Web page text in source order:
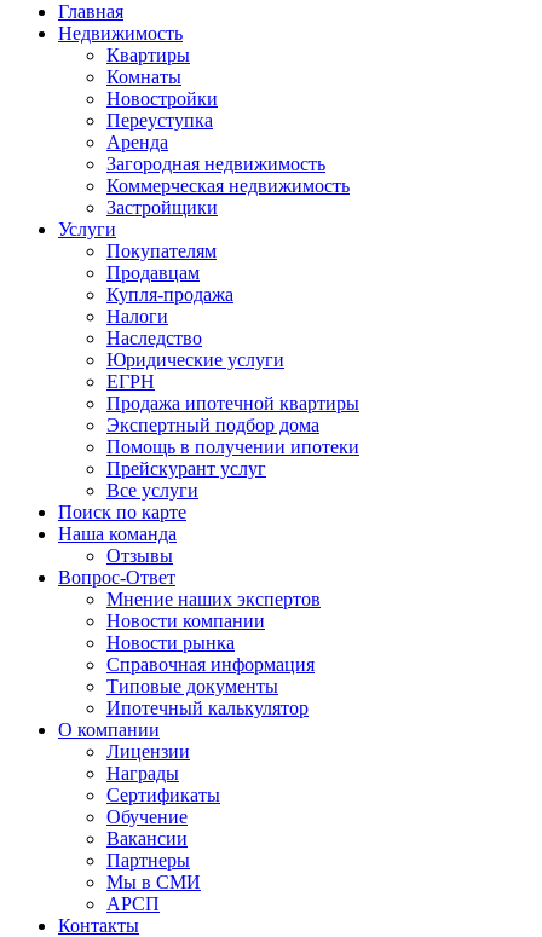
Главная
Недвижимость
Квартиры
Комнаты
Новостройки
Переуступка
Аренда
Загородная недвижимость
Коммерческая недвижимость
Застройщики
Услуги
Покупателям
Продавцам
Купля-продажа
Налоги
Наследство
Юридические услуги
ЕГРН
Продажа ипотечной квартиры
Экспертный подбор дома
Помощь в получении ипотеки
Прейскурант услуг
Все услуги
Поиск по карте
Наша команда
Отзывы
Вопрос-Ответ
Мнение наших экспертов
Новости компании
Новости рынка
Справочная информация
Типовые документы
Ипотечный калькулятор
О компании
Лицензии
Награды
Сертификаты
Обучение
Вакансии
Партнеры
Мы в СМИ
АРСП
Контакты